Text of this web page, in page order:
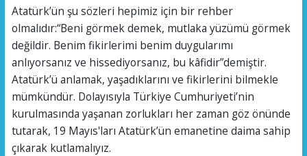
Atatürk’ün şu sözleri hepimiz için bir rehber
olmalıdır:“Beni görmek demek, mutlaka yüzümü görmek
değildir. Benim fikirlerimi benim duygularımı
anlıyorsanız ve hissediyorsanız, bu kâfidir”demiştir.
Atatürk’ü anlamak, yaşadıklarını ve fikirlerini bilmekle
mümkündür. Dolayısıyla Türkiye Cumhuriyeti’nin
kurulmasında yaşanan zorlukları her zaman göz önünde
tutarak, 19 Mayıs'ları Atatürk’ün emanetine daima sahip
çıkarak kutlamalıyız.